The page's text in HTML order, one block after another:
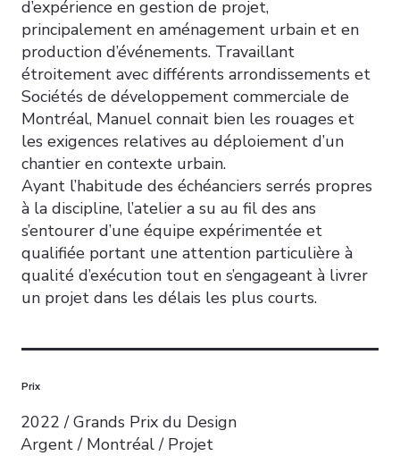
d’expérience en gestion de projet,
principalement en aménagement urbain et en
production d’événements. Travaillant
étroitement avec différents arrondissements et
Sociétés de développement commerciale de
Montréal, Manuel connait bien les rouages et
les exigences relatives au déploiement d’un
chantier en contexte urbain.
Ayant l’habitude des échéanciers serrés propres
à la discipline, l’atelier a su au fil des ans
s’entourer d’une équipe expérimentée et
qualifiée portant une attention particulière à
qualité d’exécution tout en s’engageant à livrer
un projet dans les délais les plus courts.
Prix
2022 / Grands Prix du Design
Argent / Montréal / Projet